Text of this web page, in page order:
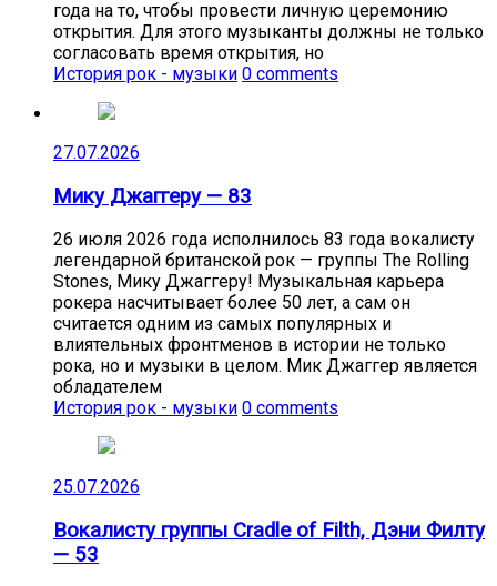
года на то, чтобы провести личную церемонию
открытия. Для этого музыканты должны не только
согласовать время открытия, но
История рок - музыки 0 comments
27.07.2026
Мику Джаггеру — 83
26 июля 2026 года исполнилось 83 года вокалисту
легендарной британской рок — группы The Rolling
Stones, Мику Джаггеру! Музыкальная карьера
рокера насчитывает более 50 лет, а сам он
считается одним из самых популярных и
влиятельных фронтменов в истории не только
рока, но и музыки в целом. Мик Джаггер является
обладателем
История рок - музыки 0 comments
25.07.2026
Вокалисту группы Cradle of Filth, Дэни Филту
— 53